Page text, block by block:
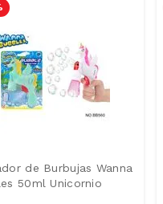
de Burbujas Wanna
50ml Unicornio